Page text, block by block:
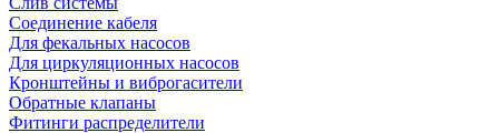
Соединение кабеля
Для фекальных насосов
Для циркуляционных насосов
Кронштейны и виброгасители
Обратные клапаны
Фитинги распределители